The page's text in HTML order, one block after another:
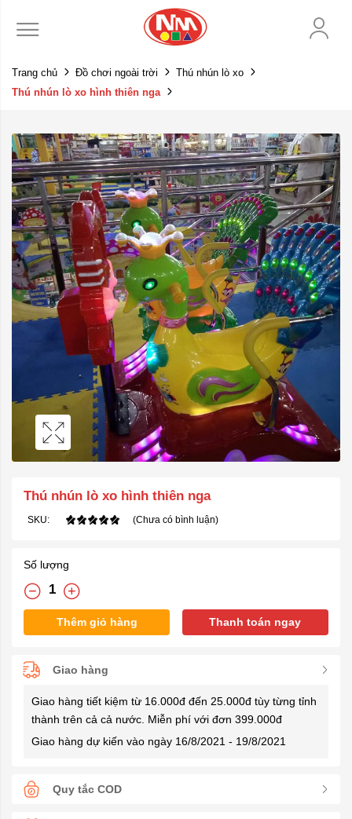
Trang chủ Đồ chơi ngoài trời
Thú nhún lò xo
Thú nhún lò xo hình thiên nga
Thú nhún lò xo hình thiên nga
SKU: (Chưa có bình luận)
Số lượng
Thêm giỏ hàng Thanh toán ngay
Giao hàng
Giao hàng tiết kiệm từ 16.000đ đến 25.000đ tùy từng tỉnh
thành trên cả cả nước. Miễn phí với đơn 399.000đ
Giao hàng dự kiến vào ngày 16/8/2021 - 19/8/2021
Quy tắc COD